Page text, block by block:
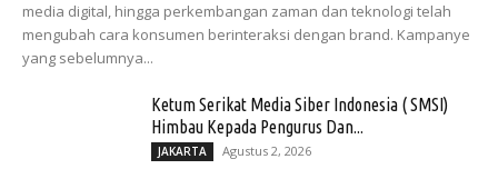
media digital, hingga perkembangan zaman dan teknologi telah
mengubah cara konsumen berinteraksi dengan brand. Kampanye
yang sebelumnya...
Ketum Serikat Media Siber Indonesia ( SMSI)
Himbau Kepada Pengurus Dan...
JAKARTA Agustus 2, 2026